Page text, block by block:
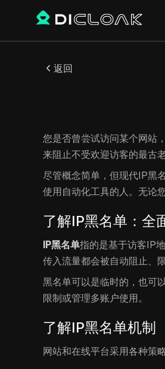
返回
您是否曾尝试访问某个网站
来阻止不受欢迎访客的最古
尽管概念简单，但现代IP黑
使用自动化工具的人。无论
了解IP黑名单：全
IP黑名单指的是基于访客IP
传入流量都会被自动阻止、
黑名单可以是临时的，也可
限制或管理多账户使用。
了解IP黑名单机制
网站和在线平台采用各种策